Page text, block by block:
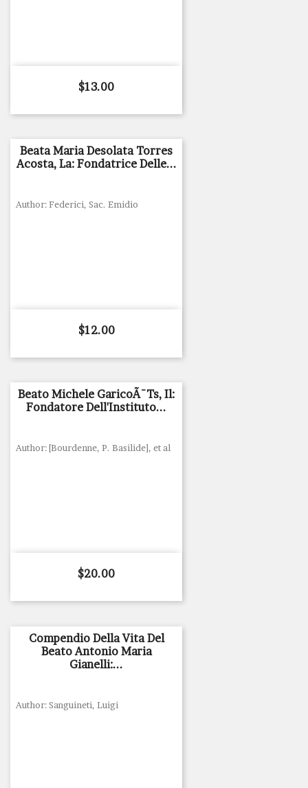
Price
$13.00
Beata Maria Desolata Torres
Acosta, La: Fondatrice Delle...
Author: Federici, Sac. Emidio
Price
$12.00
Beato Michele GaricoÃ¯ts, Il:
Fondatore Dell'Instituto...
Author: [Bourdenne, P. Basilide], et al
Price
$20.00
Compendio Della Vita Del
Beato Antonio Maria
Gianelli:...
Author: Sanguineti, Luigi